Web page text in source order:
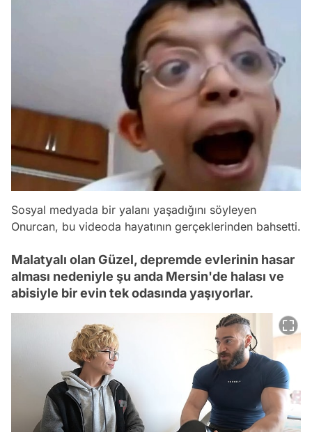
Sosyal medyada bir yalanı yaşadığını söyleyen
Onurcan, bu videoda hayatının gerçeklerinden bahsetti.
Malatyalı olan Güzel, depremde evlerinin hasar
alması nedeniyle şu anda Mersin'de halası ve
abisiyle bir evin tek odasında yaşıyorlar.